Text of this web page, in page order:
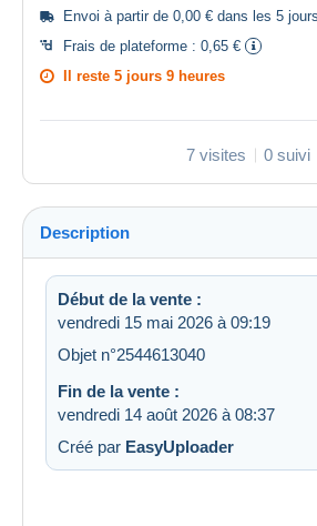
Envoi à partir de 0,00 € dans les 5 jours
Frais de plateforme : 0,65 €
Il reste 5 jours 9 heures
7 visites 0 suivi
Description
Début de la vente :
vendredi 15 mai 2026 à 09:19
Objet n°2544613040
Fin de la vente :
vendredi 14 août 2026 à 08:37
Créé par EasyUploader